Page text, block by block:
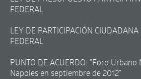
FEDERAL
LEY DE PARTICIPACIÓN CIUDADANA
FEDERAL
PUNTO DE ACUERDO: "Foro
Napoles en septiembre de 2012"